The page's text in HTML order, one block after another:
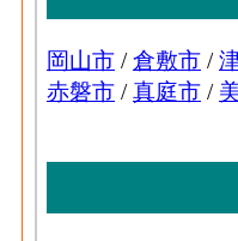
生産用機械･有形
産年末現在高
(2016)
業務用機械･従
業 の年間の製造
プラスチック･
ク製品製造業 の
製造所あるいは